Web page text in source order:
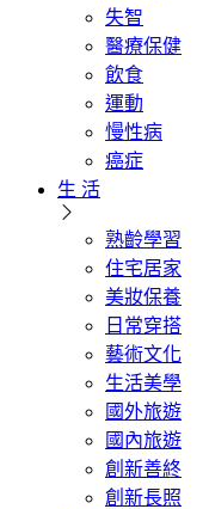
失智
醫療保健
飲食
運動
慢性病
癌症
生 活
熟齡學習
住宅居家
美妝保養
日常穿搭
藝術文化
生活美學
國外旅遊
國內旅遊
創新善終
創新長照